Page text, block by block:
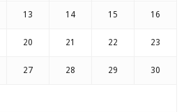
13 14 15 16
20 21 22 23
27 28 29 30